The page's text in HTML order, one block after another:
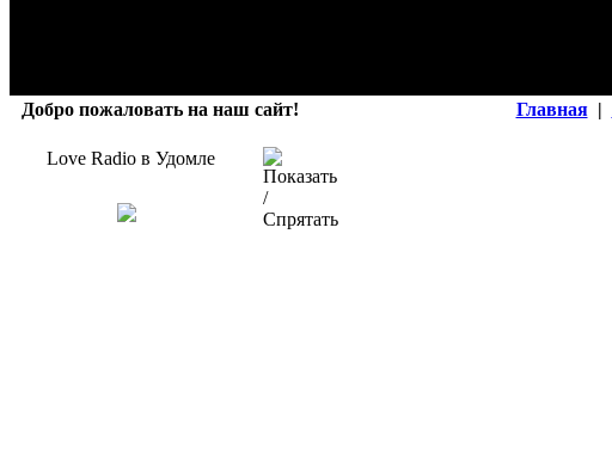
Добро пожаловать на наш сайт! Главная |
Love Radio в Удомле